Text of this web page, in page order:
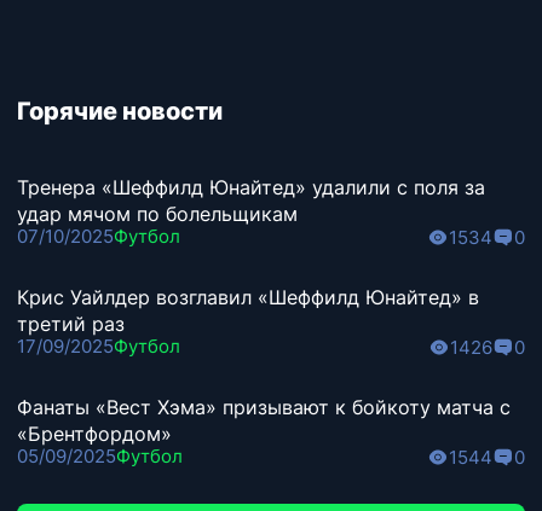
Горячие новости
Тренера «Шеффилд Юнайтед» удалили с поля за
удар мячом по болельщикам
07/10/2025Футбол 1534 0
Крис Уайлдер возглавил «Шеффилд Юнайтед» в
третий раз
17/09/2025Футбол 1426 0
Фанаты «Вест Хэма» призывают к бойкоту матча с
«Брентфордом»
05/09/2025Футбол 1544 0